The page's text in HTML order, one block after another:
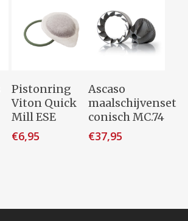
Toevoegen
Aan
Winkelwagen
Pistonring
Viton Quick
Mill ESE
€6,95
Aan
Winkelwagen
Ascaso
maalschijvenset
conisch MC.74
€37,95